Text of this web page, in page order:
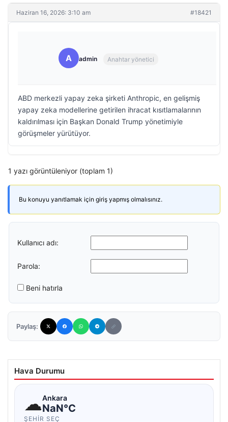
Haziran 16, 2026: 3:10 am #18421
A admin Anahtar yönetici
ABD merkezli yapay zeka şirketi Anthropic, en gelişmiş
yapay zeka modellerine getirilen ihracat kısıtlamalarının
kaldırılması için Başkan Donald Trump yönetimiyle
görüşmeler yürütüyor.
1 yazı görüntüleniyor (toplam 1)
Bu konuyu yanıtlamak için giriş yapmış olmalısınız.
Kullanıcı adı:
Parola:
Beni hatırla
Paylaş:
Hava Durumu
☁Ankara
NaN°C
ŞEHIR SEÇ